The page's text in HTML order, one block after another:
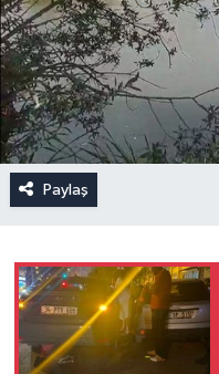
Paylaş